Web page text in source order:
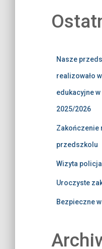
Nasze
realizowało
edukacyjne
2025/2026
Zakończenie
przedszkolu
Wizyta
Uroczyste
Bezpieczne